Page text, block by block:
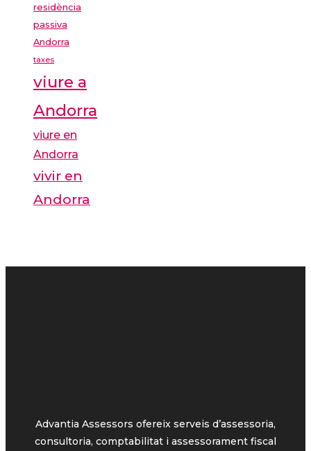
residència
passiva
Andorra
taxes
viure a
Andorra
viure en
Andorra
vivir en
Andorra
Advantia Assessors ofereix serveis d’assessoria,
consultoria, comptabilitat i assessorament fiscal